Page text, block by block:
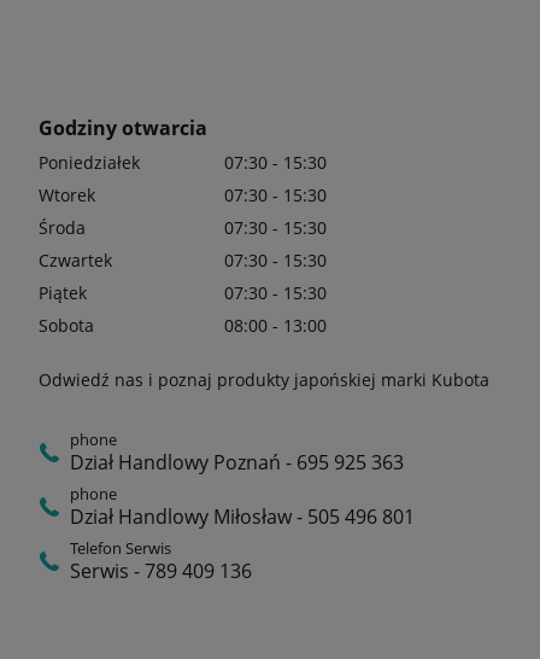
Godziny otwarcia
Poniedziałek
07:30 - 15:30
Wtorek
07:30 - 15:30
Środa
07:30 - 15:30
Czwartek
07:30 - 15:30
Piątek
07:30 - 15:30
Sobota
08:00 - 13:00
Odwiedź nas i poznaj produkty japońskiej marki Kubota
phone
Dział Handlowy Poznań - 695 925 363
phone
Dział Handlowy Miłosław - 505 496 801
Telefon Serwis
Serwis - 789 409 136